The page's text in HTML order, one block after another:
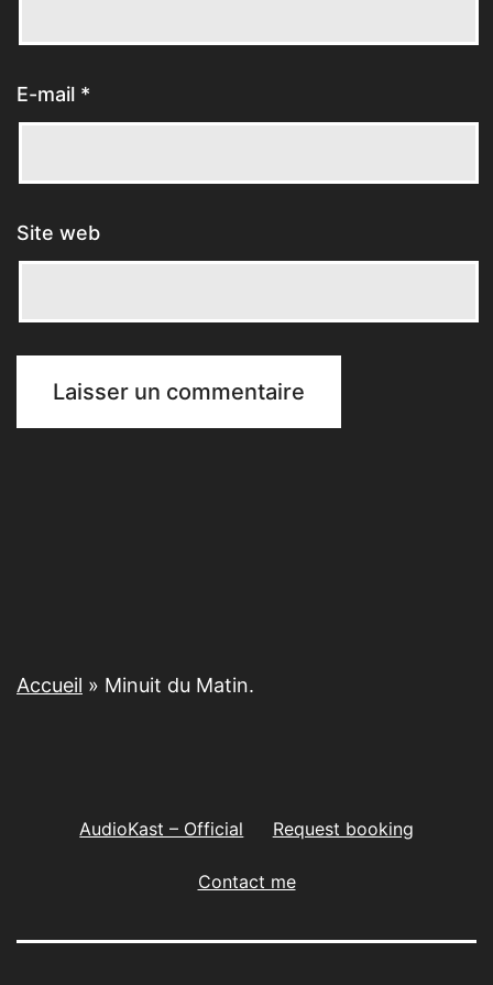
E-mail *
Site web
Accueil » Minuit du Matin.
AudioKast – Official Request booking
Contact me